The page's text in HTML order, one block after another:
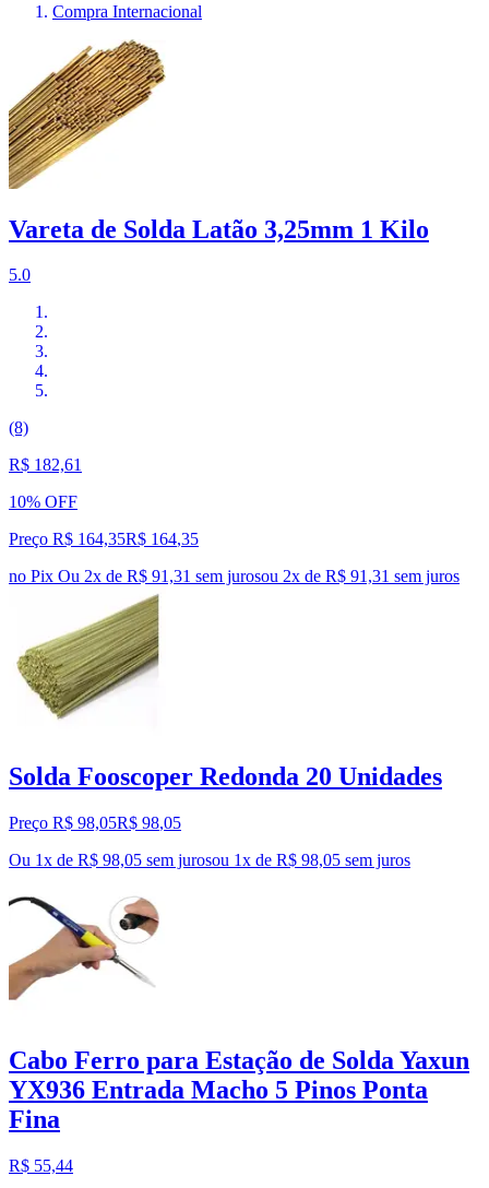
Compra Internacional
Vareta de Solda Latão 3,25mm 1 Kilo
5.0
(8)
R$ 182,61
10% OFF
Preço R$ 164,35R$ 164,35
no Pix Ou 2x de R$ 91,31 sem jurosou 2x de R$ 91,31 sem juros
Solda Fooscoper Redonda 20 Unidades
Preço R$ 98,05R$ 98,05
Ou 1x de R$ 98,05 sem jurosou 1x de R$ 98,05 sem juros
Cabo Ferro para Estação de Solda Yaxun
YX936 Entrada Macho 5 Pinos Ponta
Fina
R$ 55,44